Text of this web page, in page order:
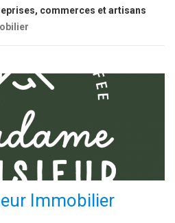
commerces et artisans
Immobilier